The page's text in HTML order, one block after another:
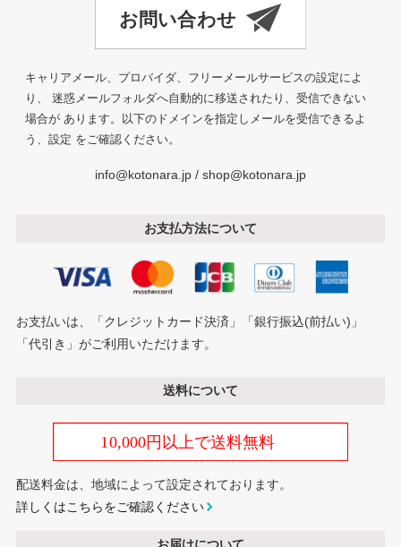
キャリアメール、プロバイダ、フリーメールサービスの設定によ
り、 迷惑メールフォルダへ自動的に移送されたり、受信できない
場合が あります。以下のドメインを指定しメールを受信できるよ
う、設定 をご確認ください。
info@kotonara.jp / shop@kotonara.jp
お支払方法について
お支払いは、「クレジットカード決済」「銀行振込(前払い)」
「代引き」がご利用いただけます。
送料について
配送料金は、地域によって設定されております。
詳しくはこちらをご確認ください
お届けについて